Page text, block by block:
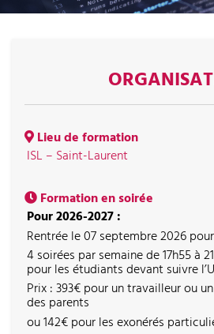
Lieu de formation
ISL – Saint-Laurent
Formation en soirée
Pour 2026-2027 :
Rentrée le 07 septembre 2026
4 soirées par semaine de 17h55 à
pour les étudiants devant suivre
Prix : 393€ pour un travailleur ou
des parents
ou 142€ pour les exonérés